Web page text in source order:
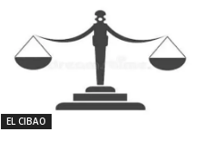
EL CIBAO